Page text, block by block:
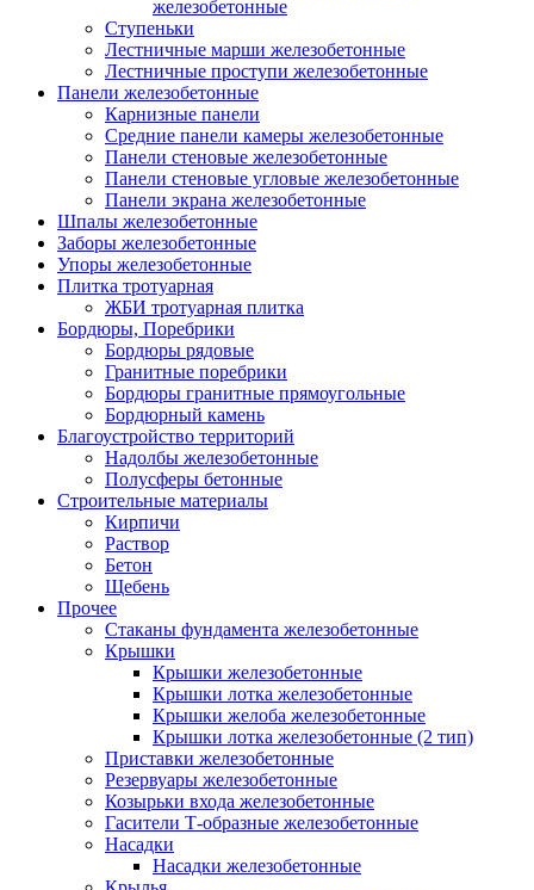
железобетонные
Ступеньки
Лестничные марши железобетонные
Лестничные проступи железобетонные
Панели железобетонные
Карнизные панели
Средние панели камеры железобетонные
Панели стеновые железобетонные
Панели стеновые угловые железобетонные
Панели экрана железобетонные
Шпалы железобетонные
Заборы железобетонные
Упоры железобетонные
Плитка тротуарная
ЖБИ тротуарная плитка
Бордюры, Поребрики
Бордюры рядовые
Гранитные поребрики
Бордюры гранитные прямоугольные
Бордюрный камень
Благоустройство территорий
Надолбы железобетонные
Полусферы бетонные
Строительные материалы
Кирпичи
Раствор
Бетон
Щебень
Прочее
Стаканы фундамента железобетонные
Крышки
Крышки железобетонные
Крышки лотка железобетонные
Крышки желоба железобетонные
Крышки лотка железобетонные (2 тип)
Приставки железобетонные
Резервуары железобетонные
Козырьки входа железобетонные
Гасители Т-образные железобетонные
Насадки
Насадки железобетонные